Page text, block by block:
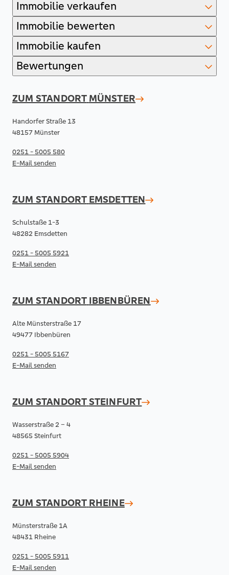
Immobilie verkaufen
Immobilie bewerten
Immobilie kaufen
Bewertungen
ZUM STANDORT MÜNSTER
Handorfer Straße 13
48157 Münster
0251 - 5005 580
E-Mail senden
ZUM STANDORT EMSDETTEN
Schulstaße 1-3
48282 Emsdetten
0251 - 5005 5921
E-Mail senden
ZUM STANDORT IBBENBÜREN
Alte Münsterstraße 17
49477 Ibbenbüren
0251 - 5005 5167
E-Mail senden
ZUM STANDORTSTEINFURT
Wasserstraße 2 – 4
48565 Steinfurt
0251 - 5005 5904
E-Mail senden
ZUM STANDORT RHEINE
Münsterstraße 1A
48431 Rheine
0251 - 5005 5911
E-Mail senden